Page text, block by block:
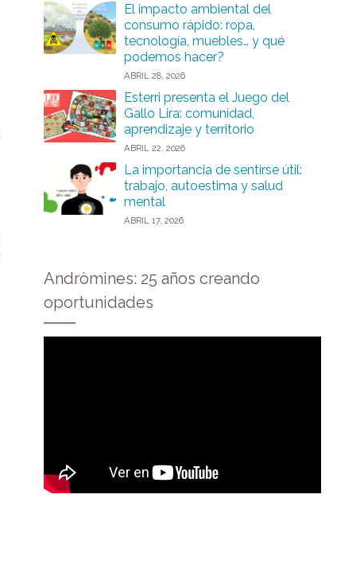
El impacto ambiental del
consumo rápido: ropa,
tecnología, muebles… y qué
podemos hacer?
ABRIL 28, 2026
Esterri presenta el Juego del
Gallo Lira: comunidad,
aprendizaje y territorio
ABRIL 22, 2026
La importancia de sentirse útil:
trabajo, autoestima y salud
mental
ABRIL 17, 2026
Andròmines: 25 años creando
oportunidades